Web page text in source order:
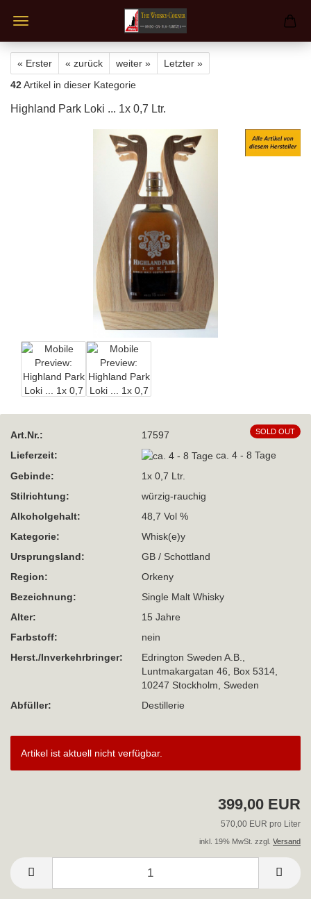
« Erster « zurück weiter »
Letzter »
42Artikel in dieser Kategorie
Highland Park Loki ... 1x 0,7 Ltr.
SOLD OUT
Art.Nr.:
17597
Lieferzeit:
ca. 4 - 8 Tage
Gebinde:
1x 0,7 Ltr.
Stilrichtung:
würzig-rauchig
Alkoholgehalt:
48,7 Vol %
Kategorie:
Whisk(e)y
Ursprungsland:
GB / Schottland
Region:
Orkeny
Bezeichnung:
Single Malt Whisky
Alter:
15 Jahre
Farbstoff:
nein
Herst./Inverkehrbringer:
Edrington Sweden A.B.,
Luntmakargatan 46, Box 5314,
10247 Stockholm, Sweden
Abfüller:
Destillerie
Artikel ist aktuell nicht verfügbar.
399,00 EUR
570,00 EUR pro Liter
inkl. 19% MwSt. zzgl. Versand